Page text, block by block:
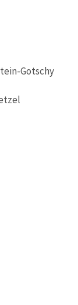
Gotschy